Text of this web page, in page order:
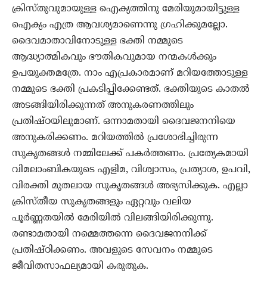
ക്രിസ്തുവുമായുള്ള ഐക്യത്തിനു മേരിയുമായിട്ടുള്ള
ഐക്യം എത്ര ആവശ്യമാണെന്നു ഗ്രഹിക്കുമല്ലോ.
ദൈവമാതാവിനോടുള്ള ഭക്തി നമ്മുടെ
ആദ്ധ്യാത്മികവും ഭൗതികവുമായ നന്മകള്‍ക്കും
ഉപയുക്തമത്രേ. നാം എപ്രകാരമാണ് മറിയത്തോടുള്ള
നമ്മുടെ ഭക്തി പ്രകടിപ്പിക്കേണ്ടത്. ഭക്തിയുടെ കാതല്‍
അടങ്ങിയിരിക്കുന്നത് അനുകരണത്തിലും
പ്രതിഷ്ഠയിലുമാണ്. ഒന്നാമതായി ദൈവജനനിയെ
അനുകരിക്കണം. മറിയത്തില്‍ പ്രശോഭിച്ചിരുന്ന
സുകൃതങ്ങള്‍ നമ്മിലേക്ക് പകര്‍ത്തണം. പ്രത്യേകമായി
വിമലാംബികയുടെ എളിമ, വിശ്വാസം, പ്രത്യാശ, ഉപവി,
വിരക്തി മുതലായ സുകൃതങ്ങള്‍ അഭ്യസിക്കുക. എല്ലാ
ക്രിസ്തീയ സുകൃതങ്ങളും ഏറ്റവും വലിയ
പൂര്‍ണ്ണതയില്‍ മേരിയില്‍ വിലങ്ങിയിരിക്കുന്നു.
രണ്ടാമതായി നമ്മെത്തന്നെ ദൈവജനനിക്ക്
പ്രതിഷ്ഠിക്കണം. അവളുടെ സേവനം നമ്മുടെ
ജീവിതസാഫല്യമായി കരുതുക.